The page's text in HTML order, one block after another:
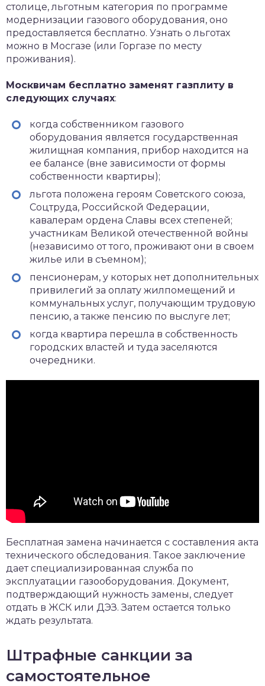
столице, льготным категория по программе
модернизации газового оборудования, оно
предоставляется бесплатно. Узнать о льготах
можно в Мосгазе (или Горгазе по месту
проживания).
Москвичам бесплатно заменят газплиту в
следующих случаях:
когда собственником газового
оборудования является государственная
жилищная компания, прибор находится на
ее балансе (вне зависимости от формы
собственности квартиры);
льгота положена героям Советского союза,
Соцтруда, Российской Федерации,
кавалерам ордена Славы всех степеней;
участникам Великой отечественной войны
(независимо от того, проживают они в своем
жилье или в съемном);
пенсионерам, у которых нет дополнительных
привилегий за оплату жилпомещений и
коммунальных услуг, получающим трудовую
пенсию, а также пенсию по выслуге лет;
когда квартира перешла в собственность
городских властей и туда заселяются
очередники.
Бесплатная замена начинается с составления акта
технического обследования. Такое заключение
дает специализированная служба по
эксплуатации газооборудования. Документ,
подтверждающий нужность замены, следует
отдать в ЖСК или ДЭЗ. Затем остается только
ждать результата.
Штрафные санкции за
самостоятельное